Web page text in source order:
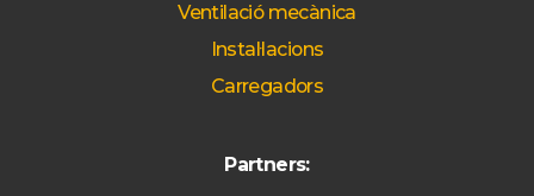
Ventilació mecànica
Instal·lacions
Carregadors
Partners: